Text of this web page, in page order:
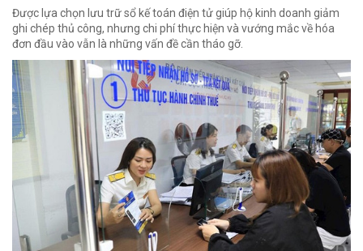
Được lựa chọn lưu trữ sổ kế toán điện tử giúp hộ kinh doanh giảm
ghi chép thủ công, nhưng chi phí thực hiện và vướng mắc về hóa
đơn đầu vào vẫn là những vấn đề cần tháo gỡ.